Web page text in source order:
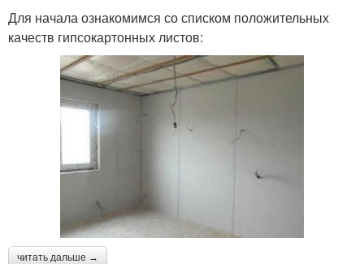
Для начала ознакомимся со списком положительных
качеств гипсокартонных листов:
читать дальше →